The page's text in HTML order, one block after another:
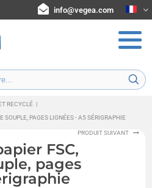
info@vegea.com
RECYCLÉ |
SOUPLE, PAGES LIGNÉES - A5 SÉRIGRAPHIE
PRODUIT SUIVANT
FSC,
pages